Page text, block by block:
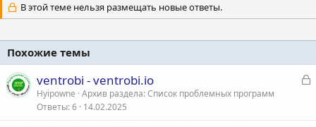
и
В этой теме нельзя размещать новые ответы.
Похожие темы
З
ventrobi - ventrobi.io
Hyipowne Архив раздела: Список проблемных программ
Ответы 6 14.02.2025